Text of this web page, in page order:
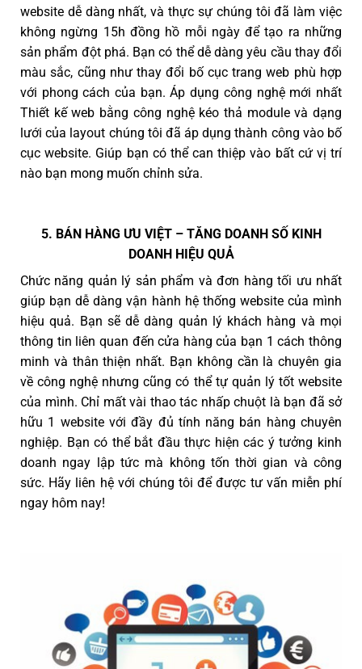
website dễ dàng nhất, và thực sự chúng tôi đã làm việc
không ngừng 15h đồng hồ mỗi ngày để tạo ra những
sản phẩm đột phá. Bạn có thể dễ dàng yêu cầu thay đổi
màu sắc, cũng như thay đổi bố cục trang web phù hợp
với phong cách của bạn. Áp dụng công nghệ mới nhất
Thiết kế web bằng công nghệ kéo thả module và dạng
lưới của layout chúng tôi đã áp dụng thành công vào bố
cục website. Giúp bạn có thể can thiệp vào bất cứ vị trí
nào bạn mong muốn chỉnh sửa.
5. BÁN HÀNG ƯU VIỆT – TĂNG DOANH SỐ KINH
DOANH HIỆU QUẢ
Chức năng quản lý sản phẩm và đơn hàng tối ưu nhất
giúp bạn dễ dàng vận hành hệ thống website của mình
hiệu quả. Bạn sẽ dễ dàng quản lý khách hàng và mọi
thông tin liên quan đến cửa hàng của bạn 1 cách thông
minh và thân thiện nhất. Bạn không cần là chuyên gia
về công nghệ nhưng cũng có thể tự quản lý tốt website
của mình. Chỉ mất vài thao tác nhấp chuột là bạn đã sở
hữu 1 website với đầy đủ tính năng bán hàng chuyên
nghiệp. Bạn có thể bắt đầu thực hiện các ý tưởng kinh
doanh ngay lập tức mà không tốn thời gian và công
sức. Hãy liên hệ với chúng tôi để được tư vấn miễn phí
ngay hôm nay!